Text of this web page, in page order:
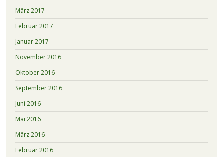
März 2017
Februar 2017
Januar 2017
November 2016
Oktober 2016
September 2016
Juni 2016
Mai 2016
März 2016
Februar 2016